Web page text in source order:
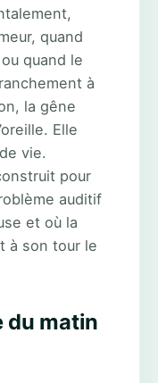
quand
quand le
à
la gêne
Elle
vie.
pour
auditif
et où la
à son tour le
du matin